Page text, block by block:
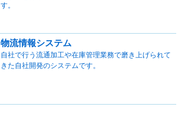
す。
物流情報システム
自社で行う流通加工や在庫管理業務で磨き上げられて
きた自社開発のシステムです。